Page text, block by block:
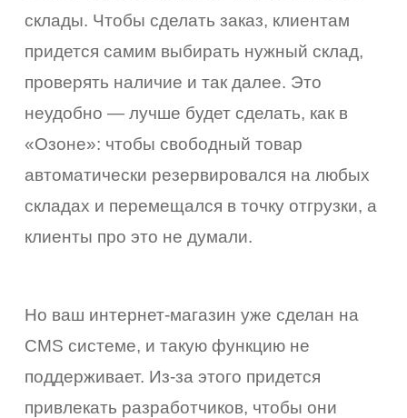
склады. Чтобы сделать заказ, клиентам
придется самим выбирать нужный склад,
проверять наличие и так далее. Это
неудобно — лучше будет сделать, как в
«Озоне»: чтобы свободный товар
автоматически резервировался на любых
складах и перемещался в точку отгрузки, а
клиенты про это не думали.
Но ваш интернет-магазин уже сделан на
CMS системе, и такую функцию не
поддерживает. Из-за этого придется
привлекать разработчиков, чтобы они